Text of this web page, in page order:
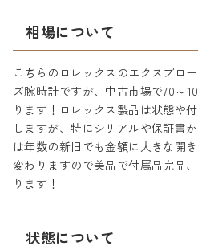
相場について
こちらのロレックスのエクスプロ
ズ腕時計ですが、中古市場で70～
ります！ロレックス製品は状態や
しますが、特にシリアルや保証書
は年数の新旧でも金額に大きな開
変わりますので美品で付属品完品
ります！
状態について